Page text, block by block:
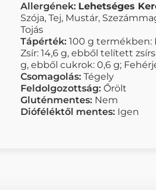
Allergének: Lehetséges
Szója, Tej, Mustár,
Tojás
Tápérték: 100 g termékben:
Zsír: 14,6 g, ebből telített
g, ebből cukrok: 0,6 g;
Csomagolás: Tégely
Feldolgozottság: Őrölt
Gluténmentes: Nem
Dióféléktől mentes: Igen